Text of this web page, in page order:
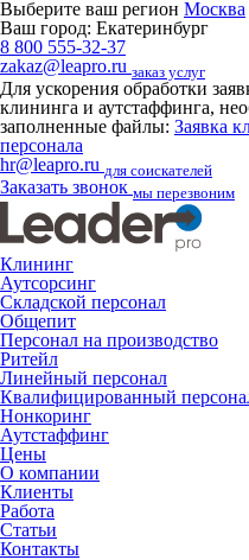
Выберите ваш регион Москва
Ваш город: Екатеринбург
8 800 555-32-37
zakaz@leapro.ru заказ услуг
Для ускорения обработки
клининга и аутстаффинга,
заполненные файлы: Заявка
персонала
hr@leapro.ru для соискателей
Заказать звонок мы перезвоним
Клининг
Аутсорсинг
Складской персонал
Общепит
Персонал на производство
Ритейл
Линейный персонал
Квалифицированный
Нонкоринг
Аутстаффинг
Цены
О компании
Клиенты
Работа
Статьи
Контакты